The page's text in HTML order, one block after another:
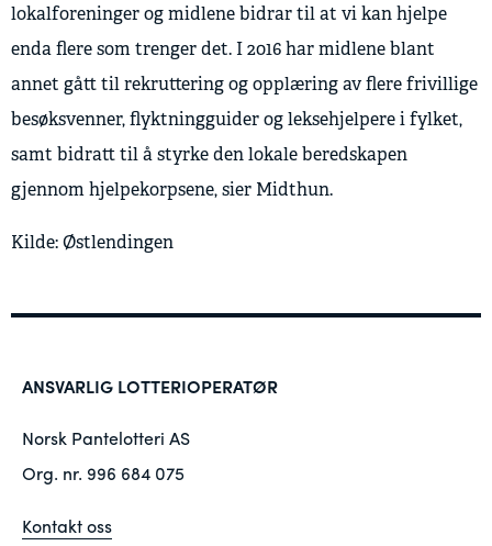
lokalforeninger og midlene bidrar til at vi kan hjelpe
enda flere som trenger det. I 2016 har midlene blant
annet gått til rekruttering og opplæring av flere frivillige
besøksvenner, flyktningguider og leksehjelpere i fylket,
samt bidratt til å styrke den lokale beredskapen
gjennom hjelpekorpsene, sier Midthun.
Kilde: Østlendingen
ANSVARLIG LOTTERIOPERATØR
Norsk Pantelotteri AS
Org. nr. 996 684 075
Kontakt oss